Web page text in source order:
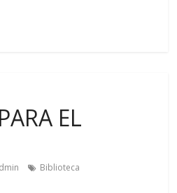
EL
Biblioteca